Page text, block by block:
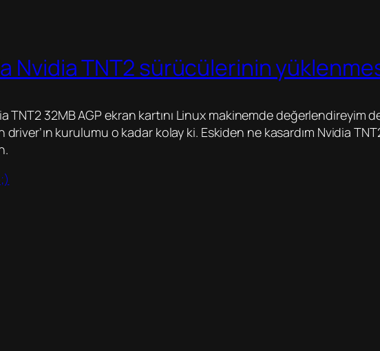
Nvidia TNT2 sürücülerinin
TNT2 32MB AGP ekran kartını Linux makinemde değerlendireyim
driver’ın kurulumu o kadar kolay ki. Eskiden ne kasardım Nvidia